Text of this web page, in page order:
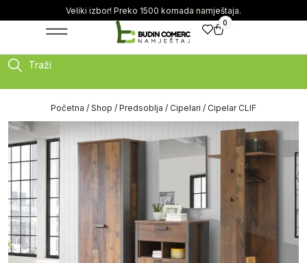
Veliki izbor! Preko 1500 komada namještaja.
0
Traži
Početna / Shop / Predsoblja / Cipelari / Cipelar CLIF